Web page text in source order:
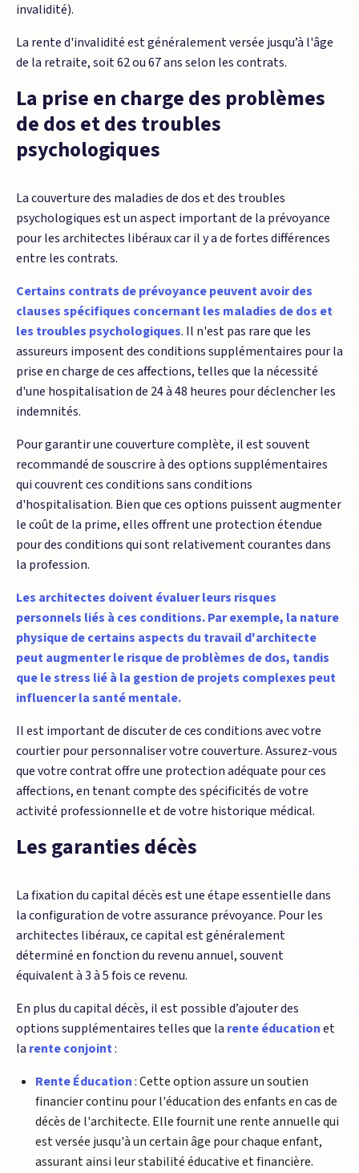
invalidité).
La rente d'invalidité est généralement versée jusqu’à l'âge
de la retraite, soit 62 ou 67 ans selon les contrats.
La prise en charge des problèmes
de dos et des troubles
psychologiques
La couverture des maladies de dos et des troubles
psychologiques est un aspect important de la prévoyance
pour les architectes libéraux car il y a de fortes différences
entre les contrats.
Certains contrats de prévoyance peuvent avoir des
clauses spécifiques concernant les maladies de dos et
les troubles psychologiques. Il n'est pas rare que les
assureurs imposent des conditions supplémentaires pour la
prise en charge de ces affections, telles que la nécessité
d'une hospitalisation de 24 à 48 heures pour déclencher les
indemnités.
Pour garantir une couverture complète, il est souvent
recommandé de souscrire à des options supplémentaires
qui couvrent ces conditions sans conditions
d'hospitalisation. Bien que ces options puissent augmenter
le coût de la prime, elles offrent une protection étendue
pour des conditions qui sont relativement courantes dans
la profession.
Les architectes doivent évaluer leurs risques
personnels liés à ces conditions. Par exemple, la nature
physique de certains aspects du travail d'architecte
peut augmenter le risque de problèmes de dos, tandis
que le stress lié à la gestion de projets complexes peut
influencer la santé mentale.
Il est important de discuter de ces conditions avec votre
courtier pour personnaliser votre couverture. Assurez-vous
que votre contrat offre une protection adéquate pour ces
affections, en tenant compte des spécificités de votre
activité professionnelle et de votre historique médical.
Les garanties décès
La fixation du capital décès est une étape essentielle dans
la configuration de votre assurance prévoyance. Pour les
architectes libéraux, ce capital est généralement
déterminé en fonction du revenu annuel, souvent
équivalent à 3 à 5 fois ce revenu.
En plus du capital décès, il est possible d’ajouter des
options supplémentaires telles que la rente éducationet
la rente conjoint:
Rente Éducation: Cette option assure un soutien
financier continu pour l'éducation des enfants en cas de
décès de l'architecte. Elle fournit une rente annuelle qui
est versée jusqu'à un certain âge pour chaque enfant,
assurant ainsi leur stabilité éducative et financière.